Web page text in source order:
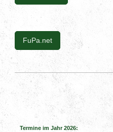
FuPa.net
Termine im Jahr 2026: